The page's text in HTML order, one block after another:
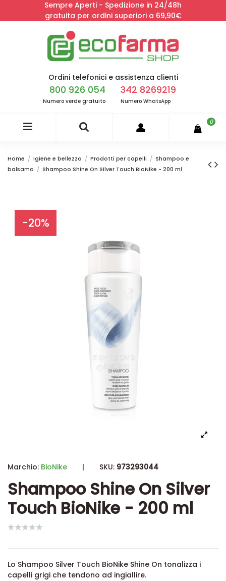
Sempre Aperti - Spedizione in 24/48h
gratuita per ordini superiori a 69,90€
Ordini telefonici e assistenza clienti
800 926 054
Numero verde gratuito
342 8269219
Numero WhatsApp
0
Home Igiene e bellezza Prodotti per capelli
Shampoo e
balsamo
Shampoo Shine On Silver Touch BioNike - 200 ml
-20%
Marchio: BioNike | SKU: 973293044
Shampoo Shine On Silver
Touch BioNike - 200 ml
Lo Shampoo Silver Touch BioNike Shine On tonalizza i
capelli grigi che tendono ad ingiallire.